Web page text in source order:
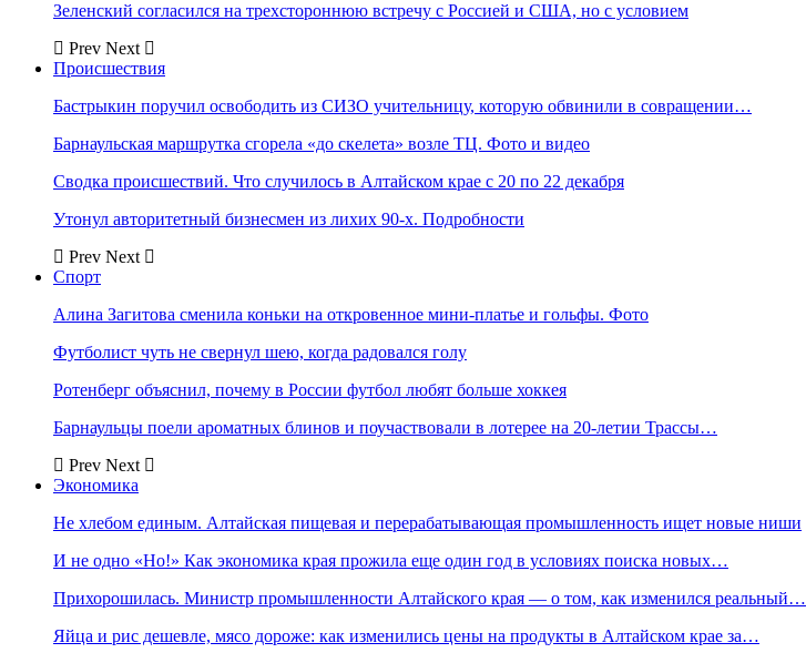
Зеленский согласился на трехстороннюю встречу с Россией и США, но с условием
Prev Next
Происшествия
Бастрыкин поручил освободить из СИЗО учительницу, которую обвинили в совращении…
Барнаульская маршрутка сгорела «до скелета» возле ТЦ. Фото и видео
Сводка происшествий. Что случилось в Алтайском крае с 20 по 22 декабря
Утонул авторитетный бизнесмен из лихих 90-х. Подробности
Prev Next
Спорт
Алина Загитова сменила коньки на откровенное мини-платье и гольфы. Фото
Футболист чуть не свернул шею, когда радовался голу
Ротенберг объяснил, почему в России футбол любят больше хоккея
Барнаульцы поели ароматных блинов и поучаствовали в лотерее на 20-летии Трассы…
Prev Next
Экономика
Не хлебом единым. Алтайская пищевая и перерабатывающая промышленность ищет новые ниши
И не одно «Но!» Как экономика края прожила еще один год в условиях поиска новых…
Прихорошилась. Министр промышленности Алтайского края — о том, как изменился реальный…
Яйца и рис дешевле, мясо дороже: как изменились цены на продукты в Алтайском крае за…